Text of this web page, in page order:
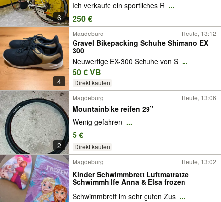
6
Ich verkaufe ein sportliches R ...
250 €
4
Magdeburg Heute, 13:12
Gravel Bikepacking Schuhe Shimano EX
300
Neuwertige EX-300 Schuhe von S ...
50 € VB
Direkt kaufen
2
Magdeburg Heute, 13:06
Mountainbike reifen 29”
Wenig gefahren ...
5 €
Direkt kaufen
Magdeburg Heute, 13:02
Kinder Schwimmbrett Luftmatratze
Schwimmhilfe Anna & Elsa frozen
Schwimmbrett im sehr guten Zus ...